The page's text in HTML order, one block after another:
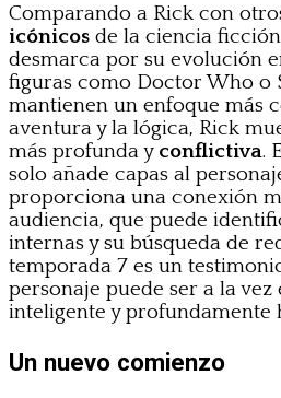
Comparando a Rick con
icónicos de la ciencia
desmarca por su evolución
figuras como Doctor Who o
mantienen un enfoque más
aventura y la lógica, Rick
más profunda y conflictiva.
solo añade capas al
proporciona una conexión
audiencia, que puede
internas y su búsqueda de
temporada 7 es un
personaje puede ser a la
inteligente y profundamente
Un nuevo comienzo